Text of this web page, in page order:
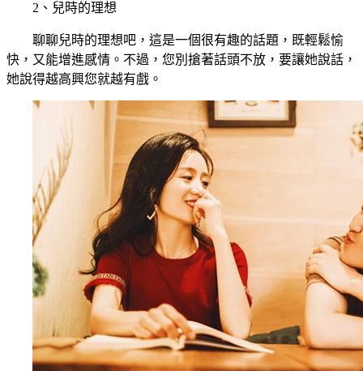
2、兒時的理想
聊聊兒時的理想吧，這是一個很有趣的話題，既輕鬆愉
快，又能增進感情。不過，您別搶著話頭不放，要讓她說話，
她說得越高興您就越有戲。